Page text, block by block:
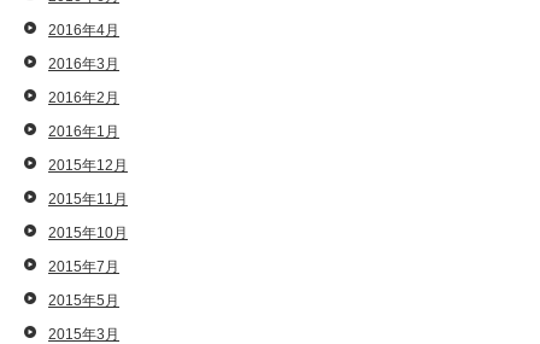
2016年4月
2016年3月
2016年2月
2016年1月
2015年12月
2015年11月
2015年10月
2015年7月
2015年5月
2015年3月